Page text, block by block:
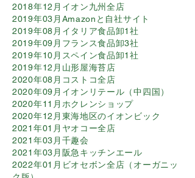
2018年12月イオン九州全店
2019年03月Amazonと自社サイト
2019年08月イタリア食品卸1社
2019年09月フランス食品卸3社
2019年10月スペイン食品卸1社
2019年12月山形屋海苔店
2020年08月コストコ全店
2020年09月イオンリテール（中四国）
2020年11月ホクレンショップ
2020年12月東海地区のイオンビック
2021年01月ヤオコー全店
2021年03月千趣会
2021年03月阪急キッチンエール
2022年01月ビオセボン全店（オーガニッ